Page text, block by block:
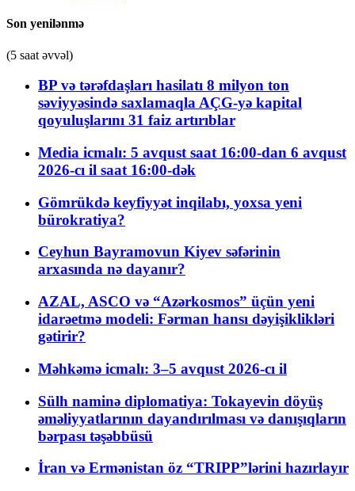
Son yenilənmə
(5 saat əvvəl)
BP və tərəfdaşları hasilatı 8 milyon ton
səviyyəsində saxlamaqla AÇG-yə kapital
qoyuluşlarını 31 faiz artırıblar
Media icmalı: 5 avqust saat 16:00-dan 6 avqust
2026-cı il saat 16:00-dək
Gömrükdə keyfiyyət inqilabı, yoxsa yeni
bürokratiya?
Ceyhun Bayramovun Kiyev səfərinin
arxasında nə dayanır?
AZAL, ASCO və “Azərkosmos” üçün yeni
idarəetmə modeli: Fərman hansı dəyişiklikləri
gətirir?
Məhkəmə icmalı: 3–5 avqust 2026-cı il
Sülh naminə diplomatiya: Tokayevin döyüş
əməliyyatlarının dayandırılması və danışıqların
bərpası təşəbbüsü
İran və Ermənistan öz “TRIPP”lərini hazırlayır